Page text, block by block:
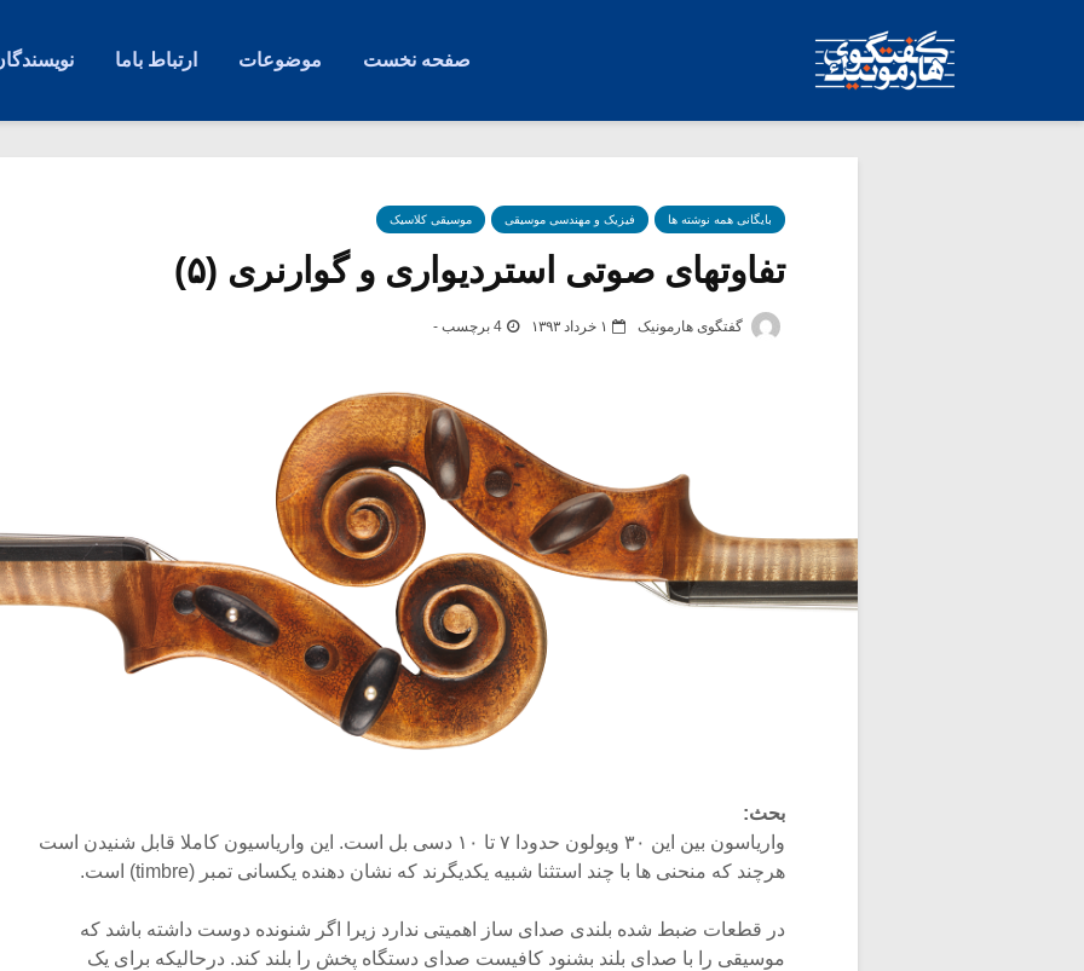
صفحه نخست موضوعات ارتباط باما
بایگانی همه نوشته ها فیزیک و مهندسی موسیقی موسیقی کلاسیک
تفاوتهای صوتی استردیواری و گوارنری (۵)
گفتگوی هارمونیک ۱ خرداد ۱۳۹۳ 4 برچسب -
بحث:
واریاسون بین این ۳۰ ویولون حدودا ۷ تا ۱۰ دسی بل است. این واریاسیون کاملا قابل شنیدن است
هرچند که منحنی ها با چند استثنا شبیه یکدیگرند که نشان دهنده یکسانی تمبر (timbre) است.
در قطعات ضبط شده بلندی صدای ساز اهمیتی ندارد زیرا اگر شنونده دوست داشته باشد که
موسیقی را با صدای بلند بشنود کافیست صدای دستگاه پخش را بلند کند. درحالیکه برای یک